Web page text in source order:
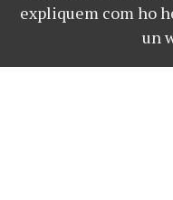
expliquem com ho
un